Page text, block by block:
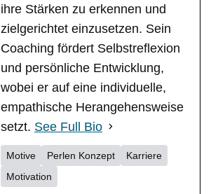
ihre Stärken zu erkennen und
zielgerichtet einzusetzen. Sein
Coaching fördert Selbstreflexion
und persönliche Entwicklung,
wobei er auf eine individuelle,
empathische Herangehensweise
setzt. See Full Bio
Motive Perlen Konzept
Karriere
Motivation